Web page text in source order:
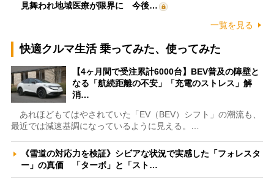
見舞われ地域医療が限界に 今後…
一覧を見る
快適クルマ生活 乗ってみた、使ってみた
【4ヶ月間で受注累計6000台】BEV普及の障壁と
なる「航続距離の不安」「充電のストレス」解
消…
あれほどもてはやされていた「EV（BEV）シフト」の潮流も、
最近では減速基調になっているように見える。…
《雪道の対応力を検証》シビアな状況で実感した「フォレスタ
ー」の真価 「ターボ」と「スト…